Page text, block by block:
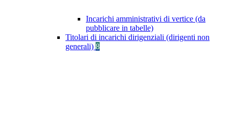
Incarichi amministrativi di vertice (da
pubblicare in tabelle)
Titolari di incarichi dirigenziali (dirigenti non
generali) 8